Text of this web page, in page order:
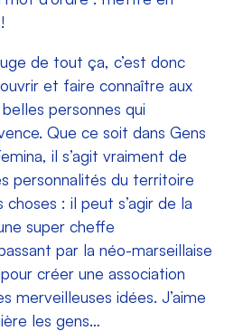
de tout ça, c’est donc
et faire connaître aux
personnes qui
Que ce soit dans Gens
il s’agit vraiment de
personnalités du territoire
: il peut s’agir de la
super cheffe
par la néo-marseillaise
créer une association
merveilleuses idées. J’aime
les gens…